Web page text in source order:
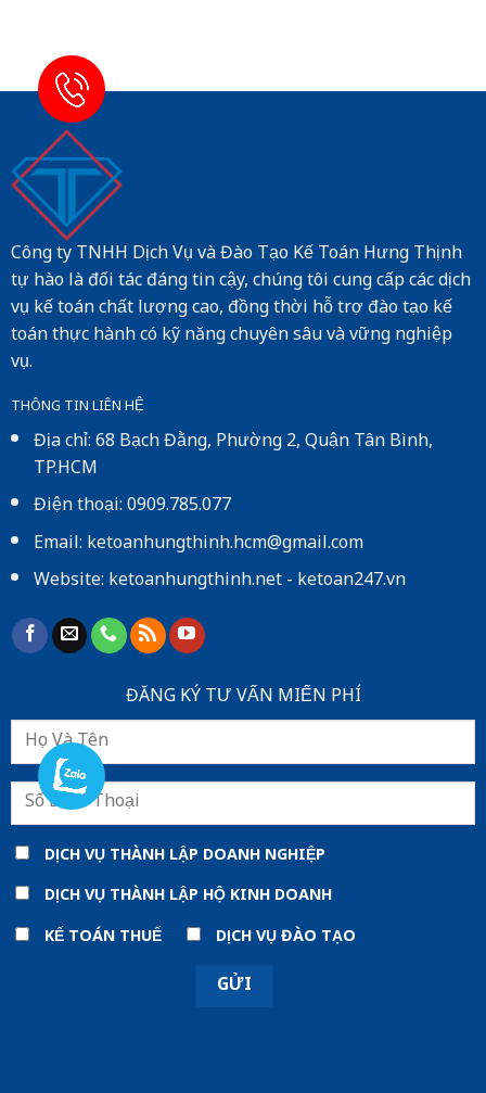
Công ty TNHH Dịch Vụ và Đào Tạo Kế Toán Hưng Thịnh
tự hào là đối tác đáng tin cậy, chúng tôi cung cấp các dịch
vụ kế toán chất lượng cao, đồng thời hỗ trợ đào tạo kế
toán thực hành có kỹ năng chuyên sâu và vững nghiệp
vụ.
THÔNG TIN LIÊN HỆ
Địa chỉ: 68 Bạch Đằng, Phường 2, Quận Tân Bình,
TP.HCM
Điện thoại: 0909.785.077
Email: ketoanhungthinh.hcm@gmail.com
Website:ketoanhungthinh.net-ketoan247.vn
ĐĂNG KÝ TƯ VẤN MIẾN PHÍ
DỊCH VỤ THÀNH LẬP DOANH NGHIỆP
DỊCH VỤ THÀNH LẬP HỘ KINH DOANH
KẾ TOÁN THUẾ
DỊCH VỤ ĐÀO TẠO